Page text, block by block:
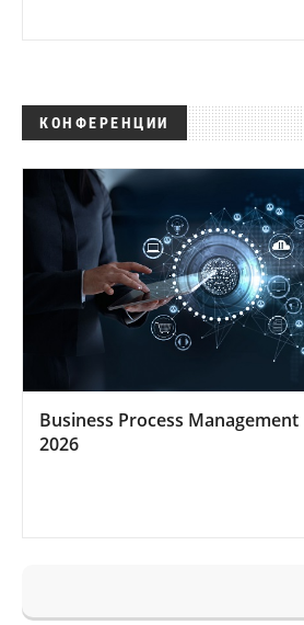
КОНФЕРЕНЦИИ
Business Process Management
2026